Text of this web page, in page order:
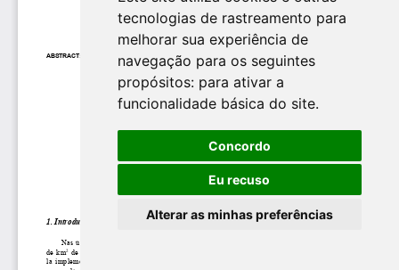
tecnologias de rastreamento para
melhorar sua experiência de
navegação para os seguintes
propósitos: para ativar a
funcionalidade básica do site.
Concordo
Eu recuso
Alterar as minhas preferências